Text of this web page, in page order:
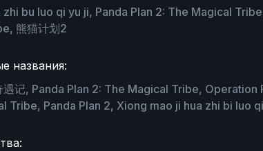
bu luo qi yu ji, Panda Plan 2: The Magical
熊猫计划2
названия:
遇记, Panda Plan 2: The Magical Tribe,
Tribe, Panda Plan 2, Xiong mao ji hua zhi bi luo